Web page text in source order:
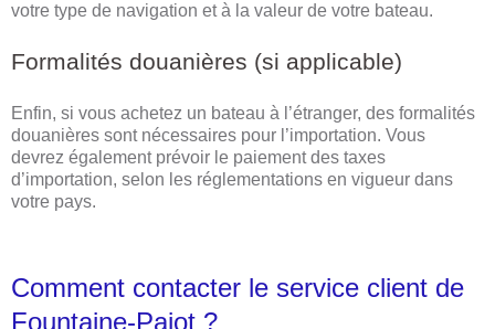
votre type de navigation et à la valeur de votre bateau.
Formalités douanières (si applicable)
Enfin, si vous achetez un bateau à l’étranger, des formalités
douanières sont nécessaires pour l’importation. Vous
devrez également prévoir le paiement des taxes
d’importation, selon les réglementations en vigueur dans
votre pays.
Comment contacter le service client de
Fountaine-Pajot ?